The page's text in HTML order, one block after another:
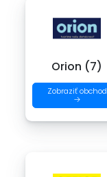
Orion (7)
Zobraziť obchod
→